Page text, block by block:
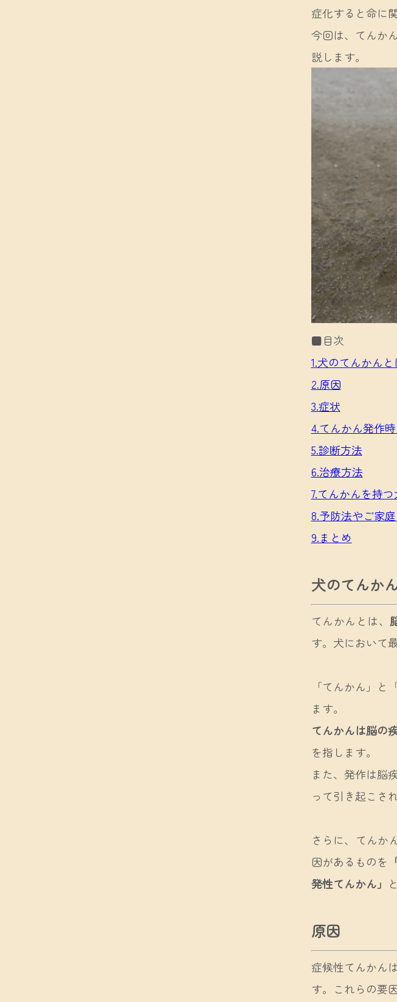
症化すると命に
今回は、てんか
説します。
■目次
1.犬のてんかんと
2.原因
3.症状
4.てんかん発作
5.診断方法
6.治療方法
7.てんかんを持
8.予防法やご家
9.まとめ
犬のてんか
てんかんとは、
す。犬において
「てんかん」
ます。
てんかんは脳の
を指します。
また、発作は脳
って引き起こさ
さらに、てんか
因があるものを
発性てんかん」
原因
症候性てんかんは
す。これらの要